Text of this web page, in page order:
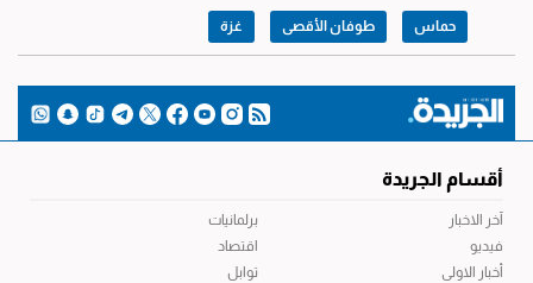
حماس طوفان الأقصى غزة
أقسام الجريدة
آخر الاخبار
فيديو
أخبار الاولى
برلمانيات
اقتصاد
توابل